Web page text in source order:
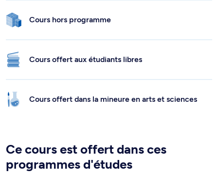
Cours hors programme
Cours offert aux étudiants libres
Cours offert dans la mineure en arts et sciences
Ce cours est offert dans ces
programmes d'études